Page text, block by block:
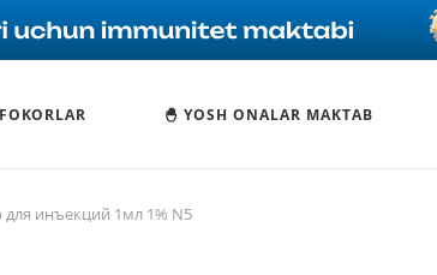
🐣 YOSH ONALAR MAKTAB
инъекций 1мл 1% N5